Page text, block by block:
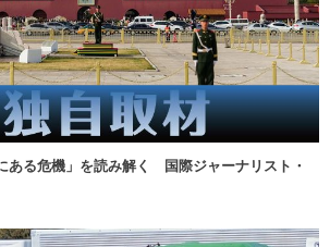
ある危機」を読み解く 国際ジャーナリスト・